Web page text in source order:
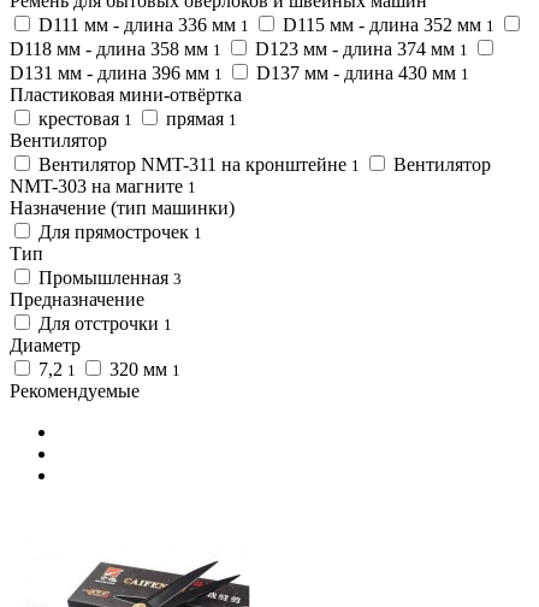
D111 мм - длина 336 мм 1 D115 мм - длина 352 мм 1
D118 мм - длина 358 мм 1 D123 мм - длина 374 мм 1
D131 мм - длина 396 мм 1 D137 мм - длина 430 мм 1
Пластиковая мини-отвёртка
крестовая 1 прямая 1
Вентилятор
Вентилятор NMT-311 на кронштейне 1
Вентилятор
NMT-303 на магните 1
Назначение (тип машинки)
Для прямострочек 1
Тип
Промышленная 3
Предназначение
Для отстрочки 1
Диаметр
7,2 1 320 мм 1
Рекомендуемые